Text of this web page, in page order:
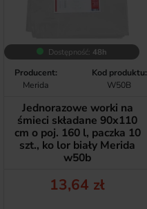
Dostępność: 48h
Producent:
Merida
Kod produktu:
W50B
Jednorazowe worki na
śmieci składane 90x110
cm o poj. 160 l, paczka 10
szt., ko lor biały Merida
w50b
Cena
13,64 zł